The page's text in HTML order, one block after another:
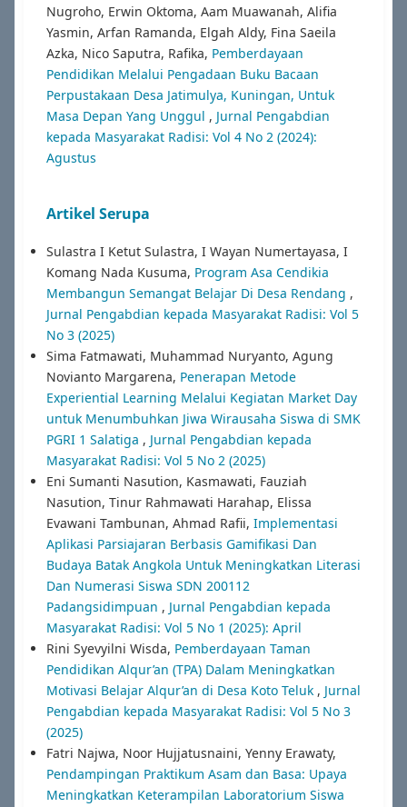
Nugroho, Erwin Oktoma, Aam Muawanah, Alifia
Yasmin, Arfan Ramanda, Elgah Aldy, Fina Saeila
Azka, Nico Saputra, Rafika, Pemberdayaan
Pendidikan Melalui Pengadaan Buku Bacaan
Perpustakaan Desa Jatimulya, Kuningan, Untuk
Masa Depan Yang Unggul , Jurnal Pengabdian
kepada Masyarakat Radisi: Vol 4 No 2 (2024):
Agustus
Artikel Serupa
Sulastra I Ketut Sulastra, I Wayan Numertayasa, I
Komang Nada Kusuma, Program Asa Cendikia
Membangun Semangat Belajar Di Desa Rendang ,
Jurnal Pengabdian kepada Masyarakat Radisi: Vol 5
No 3 (2025)
Sima Fatmawati, Muhammad Nuryanto, Agung
Novianto Margarena, Penerapan Metode
Experiential Learning Melalui Kegiatan Market Day
untuk Menumbuhkan Jiwa Wirausaha Siswa di SMK
PGRI 1 Salatiga , Jurnal Pengabdian kepada
Masyarakat Radisi: Vol 5 No 2 (2025)
Eni Sumanti Nasution, Kasmawati, Fauziah
Nasution, Tinur Rahmawati Harahap, Elissa
Evawani Tambunan, Ahmad Rafii, Implementasi
Aplikasi Parsiajaran Berbasis Gamifikasi Dan
Budaya Batak Angkola Untuk Meningkatkan Literasi
Dan Numerasi Siswa SDN 200112
Padangsidimpuan , Jurnal Pengabdian kepada
Masyarakat Radisi: Vol 5 No 1 (2025): April
Rini Syevyilni Wisda, Pemberdayaan Taman
Pendidikan Alqur’an (TPA) Dalam Meningkatkan
Motivasi Belajar Alqur’an di Desa Koto Teluk , Jurnal
Pengabdian kepada Masyarakat Radisi: Vol 5 No 3
(2025)
Fatri Najwa, Noor Hujjatusnaini, Yenny Erawaty,
Pendampingan Praktikum Asam dan Basa: Upaya
Meningkatkan Keterampilan Laboratorium Siswa